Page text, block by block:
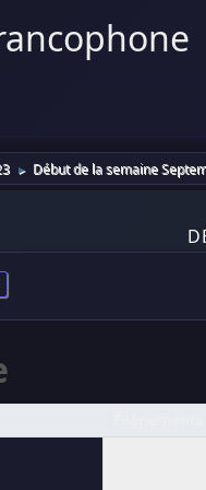
► Début de la semaine